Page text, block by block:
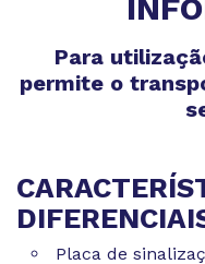
Para
permite o
Placa de